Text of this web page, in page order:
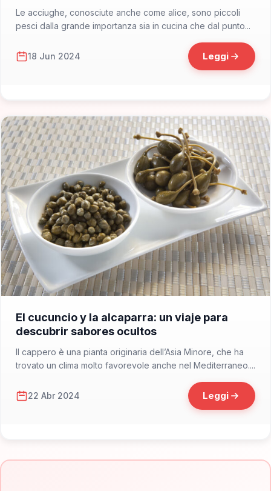
Le acciughe, conosciute anche come alice, sono piccoli
pesci dalla grande importanza sia in cucina che dal punto...
18 Jun 2024 Leggi
El cucuncio y la alcaparra: un viaje para
descubrir sabores ocultos
Il cappero è una pianta originaria dell’Asia Minore, che ha
trovato un clima molto favorevole anche nel Mediterraneo....
22 Abr 2024 Leggi